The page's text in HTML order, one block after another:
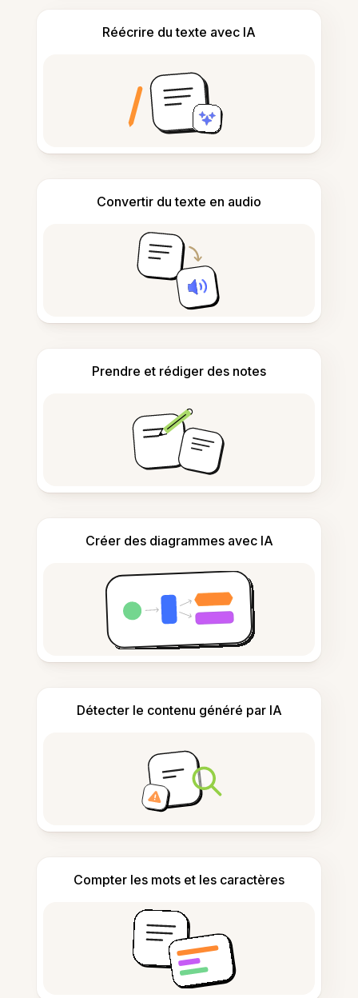
Réécrire du texte avec IA
Convertir du texte en audio
Prendre et rédiger des notes
Créer des diagrammes avec IA
Détecter le contenu généré par IA
Compter les mots et les caractères